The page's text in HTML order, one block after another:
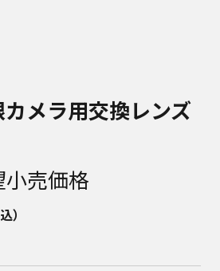
メラ用交換レンズ
売価格
）